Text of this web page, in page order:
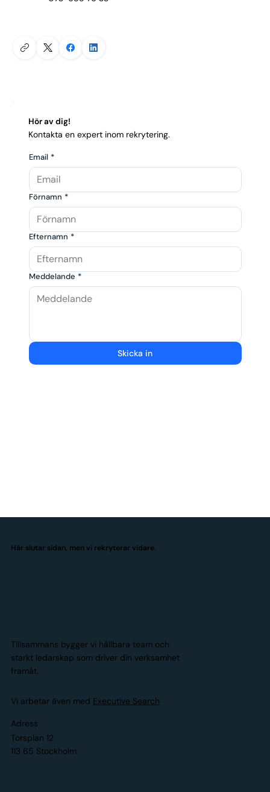
Hör av dig!
Kontakta en expert inom rekrytering.
Email *
Förnamn *
Efternamn *
Meddelande *
Skicka in
Här slutar sidan, men vi rekryterar vidare.
Tillsammans bygger vi hållbara team och
starkt ledarskap som driver din verksamhet
framåt.
Vi arbetar även med Executive Search
Adress
Torsplan 12
113 65 Stockholm